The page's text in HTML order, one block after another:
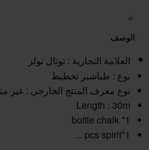
: الوصف
العلامة التجارية : توتال تولز
نوع : طباشير تخطيط
نوع معرف المنتج الخارجي : غير
Length : 30m
1* bottle chalk
1*pcs spirit ...